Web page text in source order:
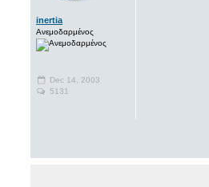
inertia
Ανεμοδαρμένος
Dec 14, 2003
5131